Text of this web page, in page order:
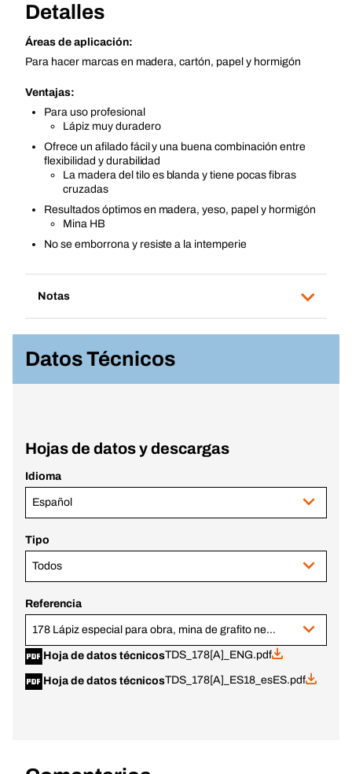
Detalles
Áreas de aplicación:
Para hacer marcas en madera, cartón, papel y hormigón
Ventajas:
Para uso profesional
Lápiz muy duradero
Ofrece un afilado fácil y una buena combinación entre
flexibilidad y durabilidad
La madera del tilo es blanda y tiene pocas fibras
cruzadas
Resultados óptimos en madera, yeso, papel y hormigón
Mina HB
No se emborrona y resiste a la intemperie
Notas
Datos Técnicos
Hojas de datos y descargas
Idioma
Español
Tipo
Todos
Referencia
178 Lápiz especial para obra, mina de grafito negra
Hoja de datos técnicosTDS_178[A]_ENG.pdf
Hoja de datos técnicosTDS_178[A]_ES18_esES.pdf